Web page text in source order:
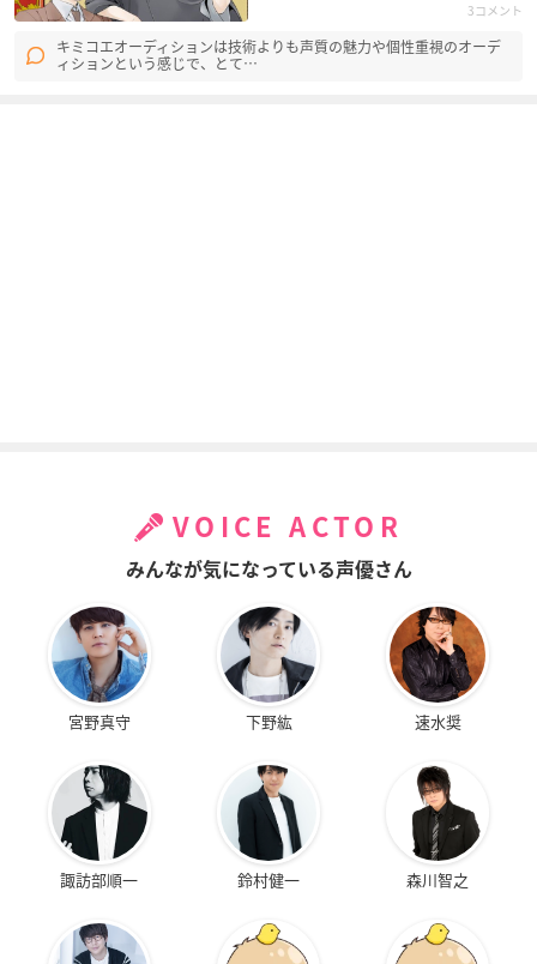
3コメント
キミコエオーディションは技術よりも声質の魅力や個性重視のオーデ
ィションという感じで、とて…
VOICE ACTOR
みんなが気になっている声優さん
宮野真守 下野紘 速水奨
諏訪部順一 鈴村健一 森川智之